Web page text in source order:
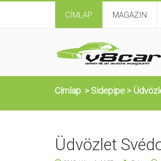
CÍMLAP MAGAZIN
Címlap >Sidepipe >
Üdvözlet